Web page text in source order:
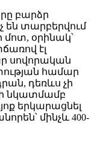
բարձր
են տարբերվում
մոտ, օրինակ՝
էլ
սովորական
համար
դեռևս չի
ի նկատմամբ
երկարացնել
մինչև 400-